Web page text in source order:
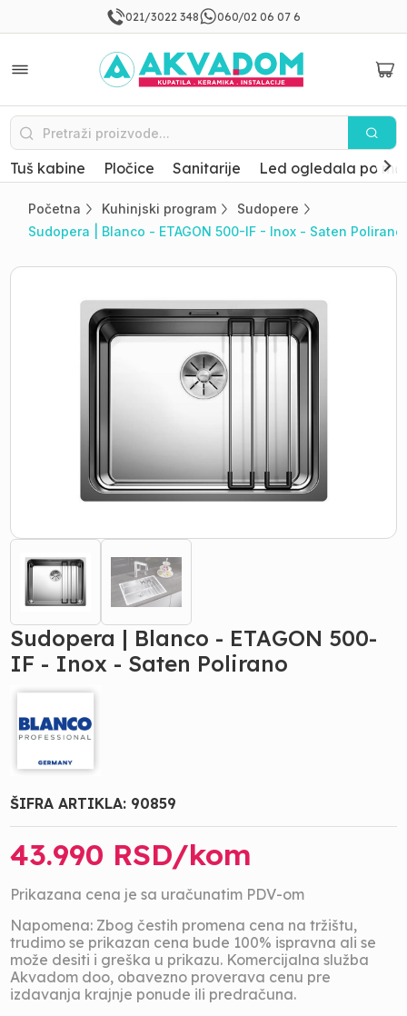
021/3022 348 060/02 06 07 6
Tuš kabine Pločice Sanitarije Led ogledala po
Početna Kuhinjski program
Sudopere
Sudopera | Blanco - ETAGON 500-IF - Inox - Saten Polirano
Sudopera | Blanco - ETAGON 500-
IF - Inox - Saten Polirano
ŠIFRA ARTIKLA: 90859
43.990 RSD/kom
Prikazana cena je sa uračunatim PDV-om
Napomena: Zbog čestih promena cena na tržištu,
trudimo se prikazan cena bude 100% ispravna ali se
može desiti i greška u prikazu. Komercijalna služba
Akvadom doo, obavezno proverava cenu pre
izdavanja krajnje ponude ili predračuna.